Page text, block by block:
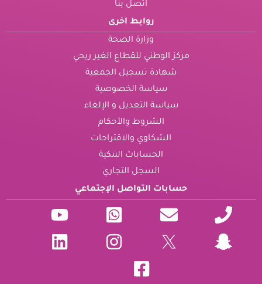
اتصل بنا
روابط اخرى
وزارة الصحة
مركز الوطني للقطاع الغير ربحي
شهادة تسجيل الجمعية
سياسة الخصوصية
سياسة التعديل و الإلغاء
الشروط والأحكام
الشكاوي والاقتراحات
الحسابات البنكية
السجل التجاري
حسابات التواصل الإجتماعي